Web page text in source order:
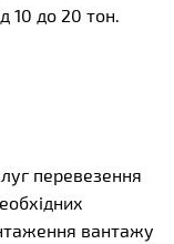
10 до 20 тон.
перевезення
вантажу